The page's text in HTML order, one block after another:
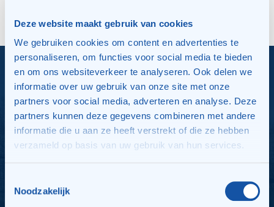
Deze website maakt gebruik van cookies
We gebruiken cookies om content en advertenties te
personaliseren, om functies voor social media te bieden
en om ons websiteverkeer te analyseren. Ook delen we
informatie over uw gebruik van onze site met onze
partners voor social media, adverteren en analyse. Deze
partners kunnen deze gegevens combineren met andere
informatie die u aan ze heeft verstrekt of die ze hebben
verzameld op basis van uw gebruik van hun services.
Noodzakelijk
Nieuws
Het recente nieuws van TPV Seghwaert
Alle nieuwsberichten